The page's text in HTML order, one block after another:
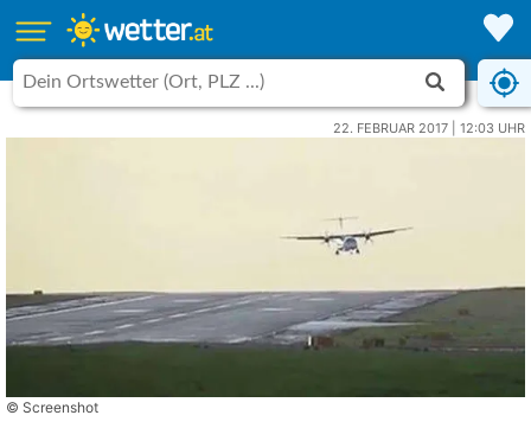
22. FEBRUAR 2017 | 12:03 UHR
© Screenshot